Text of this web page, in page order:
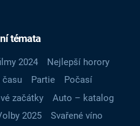
témata
2024
Nejlepší horory
času Partie
Počasí
začátky
Auto – katalog
2025
Svařené víno